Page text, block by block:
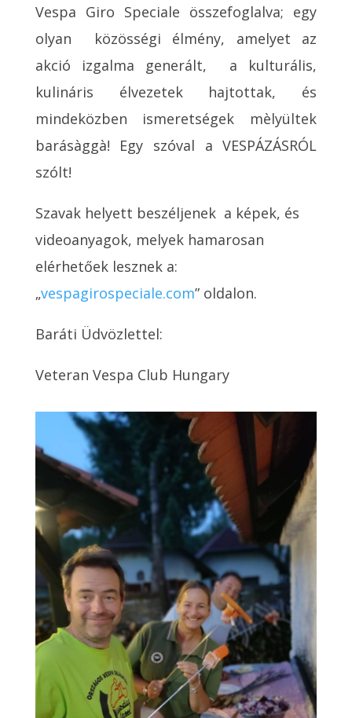
Vespa Giro Speciale összefoglalva; egy
olyan közösségi élmény, amelyet az
akció izgalma generált, a kulturális,
kulináris élvezetek hajtottak, és
mindeközben ismeretségek mèlyültek
barásàggà! Egy szóval a VESPÁZÁSRÓL
szólt!
Szavak helyett beszéljenek a képek, és
videoanyagok, melyek hamarosan
elérhetőek lesznek a:
„vespagirospeciale.com” oldalon.
Baráti Üdvözlettel:
Veteran Vespa Club Hungary